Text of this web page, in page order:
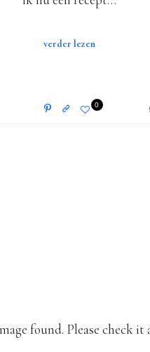
verder lezen
0
found. Please check